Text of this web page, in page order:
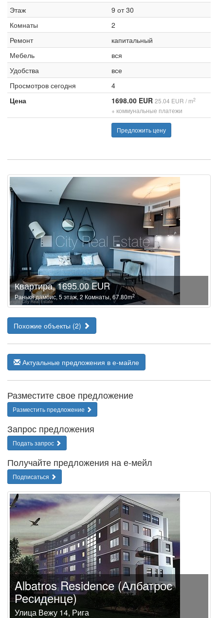
Этаж
9 от 30
Комнаты
2
Ремонт
капитальный
Мебель
вся
Удобства
все
Просмотров сегодня
4
Цена
1698.00 EUR 25.04 EUR / m2
+ коммунальные платежи
Предложить цену
Квартира, 1695.00 EUR
Ранькя дамбис, 5 этаж, 2 Комнаты, 67.80m2
Похожие объекты (2)
Актуальные предложения в е-майле
Разместите свое предложение
Разместить предложение
Запрос предложения
Подать запрос
Получайте предложения на е-мейл
Подписаться
Albatros Residence (Албатрос
Ресиденце)
Улица Вежу 14, Рига